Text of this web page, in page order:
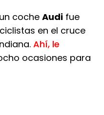
coche Audi fue
en el cruce
Ahí, le
ocasiones para